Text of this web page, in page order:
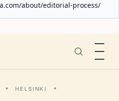
about/editorial-process/
HELSINKI